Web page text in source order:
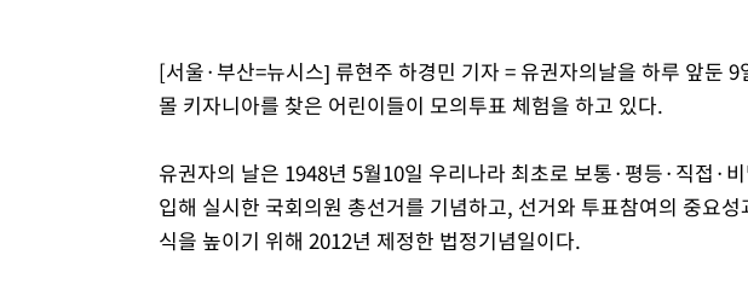
[속보]트럼프, 美 원정출산 금지 행정명령 서명
[속보] 뉴욕증시, 일제 하락 마감…나스닥 0.06%↓
[서울·부산=뉴시스] 류현주 하경민 기자 = 유권자의날을 하루 앞둔
몰 키자니아를 찾은 어린이들이 모의투표 체험을 하고 있다.
유권자의 날은 1948년 5월10일 우리나라 최초로 보통·평등·직접·
입해 실시한 국회의원 총선거를 기념하고, 선거와 투표참여의 중요
식을 높이기 위해 2012년 제정한 법정기념일이다.